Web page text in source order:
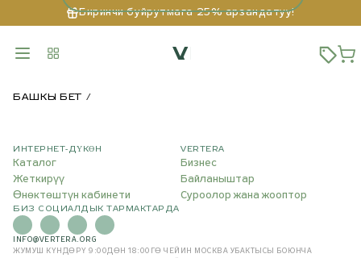
Биринчи буйрутмага 25% арзандатуу!
БАШКЫ БЕТ
ИНТЕРНЕТ-ДҮКӨН
Каталог
Жеткирүү
Өнөктөштүн кабинети
VERTERA
Бизнес
Байланыштар
Суроолор жана жооптор
БИЗ СОЦИАЛДЫК ТАРМАКТАРДА
INFO@VERTERA.ORG
ЖУМУШ КҮНДӨРҮ 9:00ДӨН 18:00ГӨ ЧЕЙИН
МОСКВА УБАКТЫСЫ БОЮНЧА